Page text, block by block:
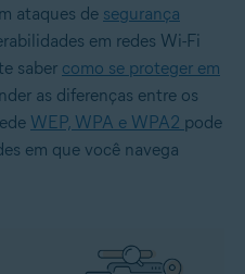
ataques de segurança
em redes Wi-Fi
saber como se proteger em
as diferenças entre os
WEP, WPA e WPA2 pode
em que você navega